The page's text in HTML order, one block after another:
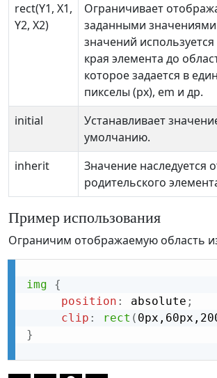
rect(Y1, X1,
Y2, X2)
Ограничивает
заданными
значений
края элемента до
которое задается в
пикселы (px), em и др.
initial
Устанавливает
умолчанию.
inherit
Значение наследуется
родительского
Пример использования
Ограничим отображаемую область
img
{
position : absolute ;
clip : rect (
}